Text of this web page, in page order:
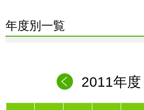
年度別一覧
2011年度